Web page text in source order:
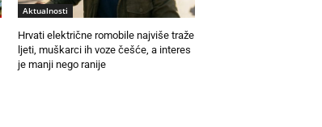
Aktualnosti
Hrvati električne romobile najviše traže
ljeti, muškarci ih voze češće, a interes
je manji nego ranije